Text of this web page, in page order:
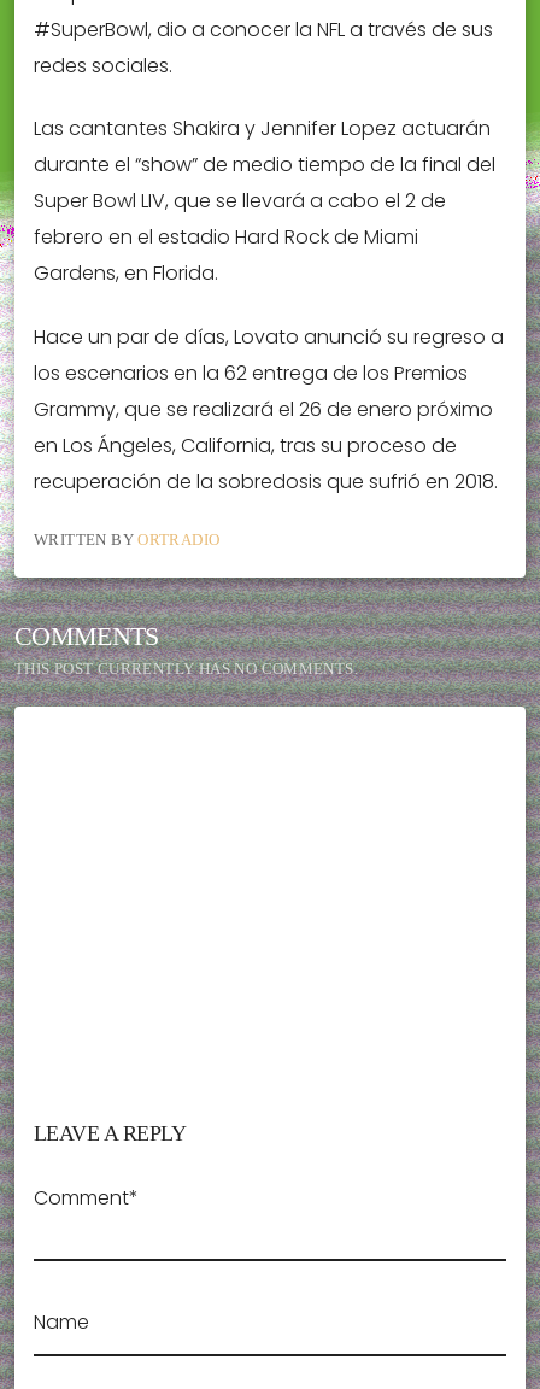
#SuperBowl, dio a conocer la NFL a través de sus
redes sociales.
Las cantantes Shakira y Jennifer Lopez actuarán
durante el “show” de medio tiempo de la final del
Super Bowl LIV, que se llevará a cabo el 2 de
febrero en el estadio Hard Rock de Miami
Gardens, en Florida.
Hace un par de días, Lovato anunció su regreso a
los escenarios en la 62 entrega de los Premios
Grammy, que se realizará el 26 de enero próximo
en Los Ángeles, California, tras su proceso de
recuperación de la sobredosis que sufrió en 2018.
WRITTEN BYORTRADIO
COMMENTS
THIS POST CURRENTLY HAS NO COMMENTS.
LEAVE A REPLY
Comment*
Name